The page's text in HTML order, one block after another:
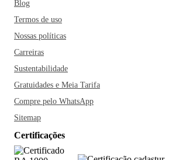
Blog
Termos de uso
Nossas políticas
Carreiras
Sustentabilidade
Gratuidades e Meia Tarifa
Compre pelo WhatsApp
Sitemap
Certificações